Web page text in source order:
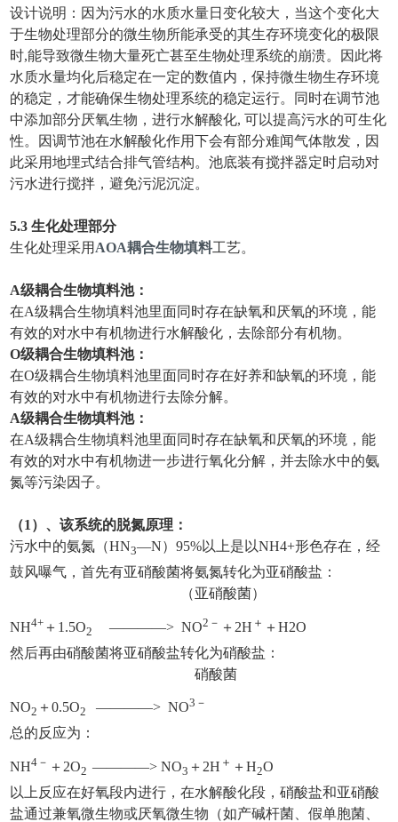
设计说明：因为污水的水质水量日变化较大，当这个变化大
于生物处理部分的微生物所能承受的其生存环境变化的极限
时,能导致微生物大量死亡甚至生物处理系统的崩溃。因此将
水质水量均化后稳定在一定的数值内，保持微生物生存环境
的稳定，才能确保生物处理系统的稳定运行。同时在调节池
中添加部分厌氧生物，进行水解酸化, 可以提高污水的可生化
性。因调节池在水解酸化作用下会有部分难闻气体散发，因
此采用地埋式结合排气管结构。池底装有搅拌器定时启动对
污水进行搅拌，避免污泥沉淀。
5.3 生化处理部分
生化处理采用 AOA耦合生物填料工艺。
A级耦合生物填料池：
在A级耦合生物填料池里面同时存在缺氧和厌氧的环境，能
有效的对水中有机物进行水解酸化，去除部分有机物。
O级耦合生物填料池：
在O级耦合生物填料池里面同时存在好养和缺氧的环境，能
有效的对水中有机物进行去除分解。
A级耦合生物填料池：
在A级耦合生物填料池里面同时存在缺氧和厌氧的环境，能
有效的对水中有机物进一步进行氧化分解，并去除水中的氨
氮等污染因子。
（1） 、该系统的脱氮原理：
污水中的氨氮（HN3—N）95%以上是以NH4+形色存在，经
鼓风曝气，首先有亚硝酸菌将氨氮转化为亚硝酸盐：
（亚硝酸菌）
NH4+ ＋1.5O2 ————> NO2－ ＋2H ＋ ＋H2O
然后再由硝酸菌将亚硝酸盐转化为硝酸盐：
硝酸菌
NO2 ＋0.5O2 ————> NO3－
总的反应为：
NH4－ ＋2O2————> NO3 ＋2H ＋ ＋H2O
以上反应在好氧段内进行，在水解酸化段，硝酸盐和亚硝酸
盐通过兼氧微生物或厌氧微生物（如产碱杆菌、假单胞菌、